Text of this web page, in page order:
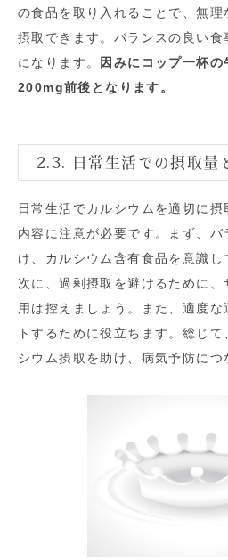
の食品を取り入れることで、無
摂取できます。バランスの良い
になります。 因みにコップ一杯
200mg前後となります。
2.3. 日常生活での摂取量
日常生活でカルシウムを適切に
内容に注意が必要です。まず、
け、カルシウム含有食品を意識し
次に、過剰摂取を避けるために、
用は控えましょう。また、適度
トするために役立ちます。総じ
シウム摂取を助け、病気予防につ